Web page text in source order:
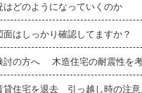
はどのようになっていくのか
はしっかり確認してますか？
討の方へ 木造住宅の耐震性を
貸住宅を退去 引っ越し時の注意